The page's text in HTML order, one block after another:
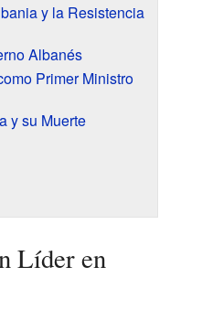
y la Resistencia
Albanés
Primer Ministro
y su Muerte
Líder en